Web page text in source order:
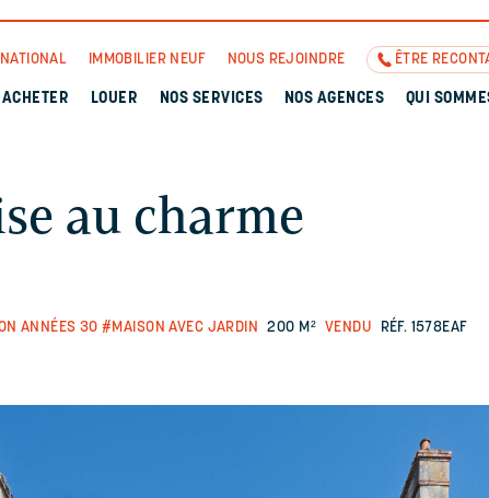
IMMOBILIER NEUF NOUS REJOINDRE ÊTRE
ACHETER LOUER NOS SERVICES NOS AGENCES QUI
au charme
ANNÉES 30 #MAISON AVEC JARDIN 200 M² VENDU RÉF. 1578EAF